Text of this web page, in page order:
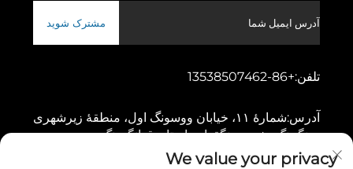
مشترک شوید
تلفن:+86-13538507462
آدرس:
شمارهٔ ۱۱، خیابان ووسونگ اول، منطقهٔ زیرشهری
دونگچنگ، شهر دونگقوان، استان قوانگدونگ
We value your privacy